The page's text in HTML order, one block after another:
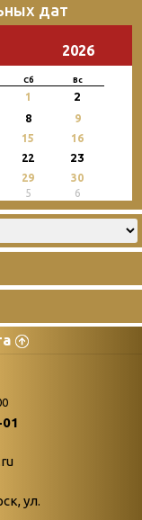
дат
2026
Сб Вс
1 2
8
9
15
16
22 23
29
30
5 6
поступлений
Война. Народ.
ул.